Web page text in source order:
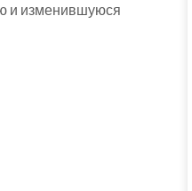
и изменившуюся